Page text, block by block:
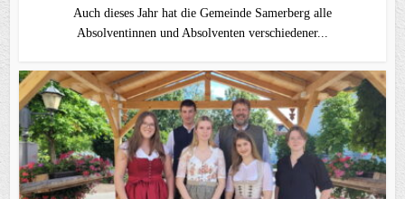
Auch dieses Jahr hat die Gemeinde Samerberg alle
Absolventinnen und Absolventen verschiedener...